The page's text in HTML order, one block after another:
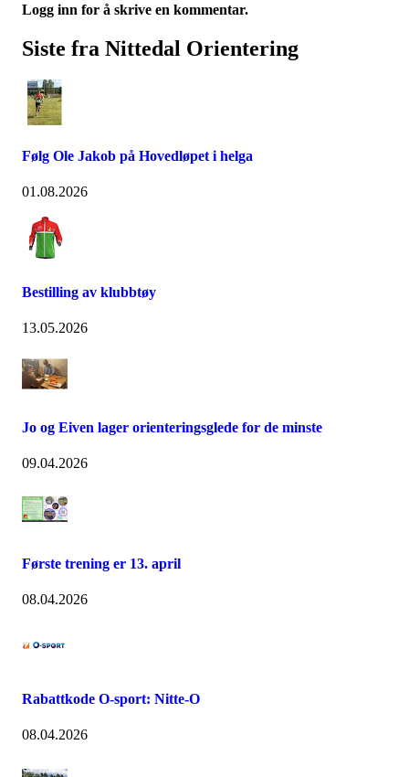
Logg inn for å skrive en kommentar.
Siste fra Nittedal Orientering
Følg Ole Jakob på Hovedløpet i helga
01.08.2026
Bestilling av klubbtøy
13.05.2026
Jo og Eiven lager orienteringsglede for de minste
09.04.2026
Første trening er 13. april
08.04.2026
Rabattkode O-sport: Nitte-O
08.04.2026